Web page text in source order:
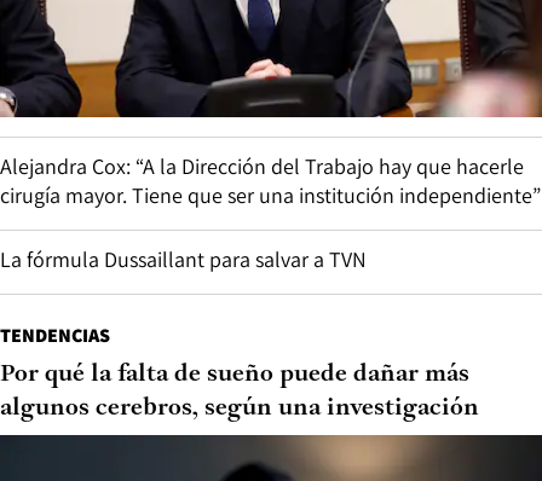
Alejandra Cox: “A la Dirección del Trabajo hay que hacerle
cirugía mayor. Tiene que ser una institución independiente”
La fórmula Dussaillant para salvar a TVN
TENDENCIAS
Por qué la falta de sueño puede dañar más
algunos cerebros, según una investigación